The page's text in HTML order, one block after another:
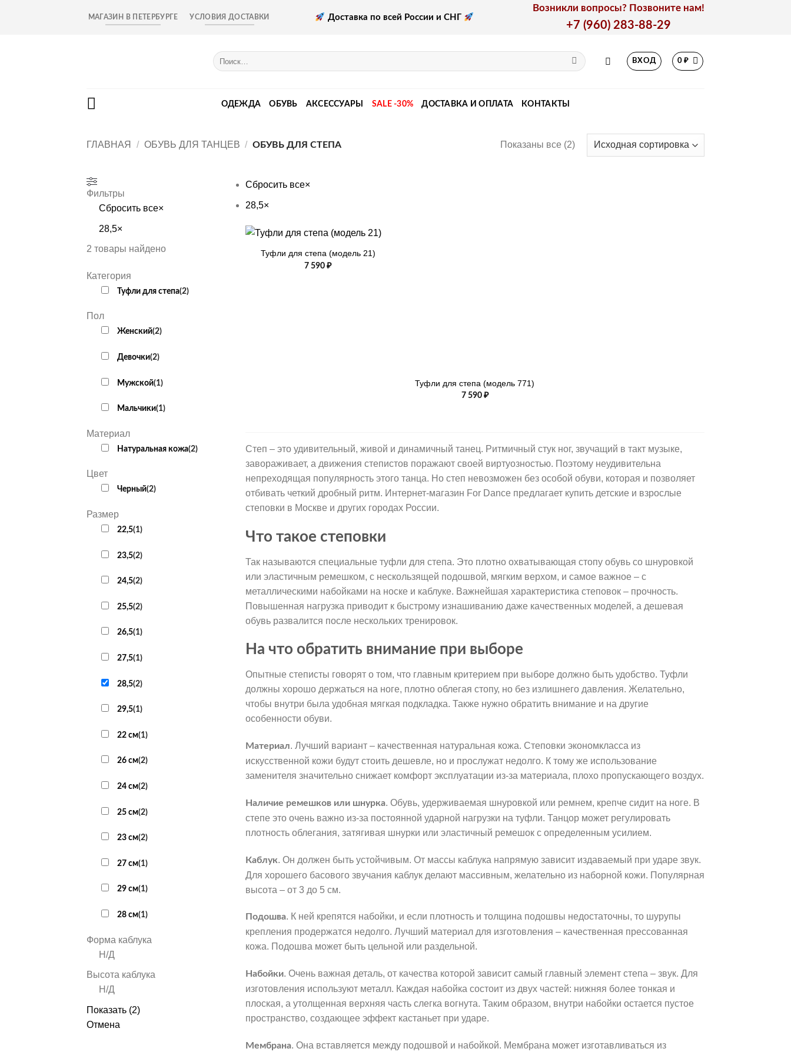
МАГАЗИН В ПЕТЕРБУРГЕ УСЛОВИЯ ДОСТАВКИ Доставка по всей России и СНГ
Возникли вопросы? Позвоните нам!
+7 (960) 283-88-29
Искать:
ВХОД 0₽
ОДЕЖДА ОБУВЬ АКСЕССУАРЫ SALE -30% ДОСТАВКА И ОПЛАТА КОНТАКТЫ
ГЛАВНАЯ / ОБУВЬ ДЛЯ ТАНЦЕВ / ОБУВЬ ДЛЯ СТЕПА Показаны все (2)
Фильтры
Сбросить все×
28,5×
2 товары найдено
Категория
Туфли для степа(2)
Пол
Женский(2)
Девочки(2)
Мужской(1)
Мальчики(1)
Материал
Натуральная кожа(2)
Цвет
Черный(2)
Размер
22,5(1)
23,5(2)
24,5(2)
25,5(2)
26,5(1)
27,5(1)
28,5(2)
29,5(1)
22 см(1)
26 см(2)
24 см(2)
25 см(2)
23 см(2)
27 см(1)
29 см(1)
28 см(1)
Форма каблука
Н/Д
Высота каблука
Н/Д
Показать (2)
Отмена
Сбросить все×
28,5×
+
Туфли для степа (модель 21)
7 590₽
Туфли для степа (модель 771)
7 590 ₽
Степ – это удивительный, живой и динамичный танец. Ритмичный стук ног, звучащий в такт музыке,
завораживает, а движения степистов поражают своей виртуозностью. Поэтому неудивительна
непреходящая популярность этого танца. Но степ невозможен без особой обуви, которая и позволяет
отбивать четкий дробный ритм. Интернет-магазин For Dance предлагает купить детские и взрослые
степовки в Москве и других городах России.
Что такое степовки
Так называются специальные туфли для степа. Это плотно охватывающая стопу обувь со шнуровкой
или эластичным ремешком, с нескользящей подошвой, мягким верхом, и самое важное – с
металлическими набойками на носке и каблуке. Важнейшая характеристика степовок – прочность.
Повышенная нагрузка приводит к быстрому изнашиванию даже качественных моделей, а дешевая
обувь развалится после нескольких тренировок.
На что обратить внимание при выборе
Опытные степисты говорят о том, что главным критерием при выборе должно быть удобство. Туфли
должны хорошо держаться на ноге, плотно облегая стопу, но без излишнего давления. Желательно,
чтобы внутри была удобная мягкая подкладка. Также нужно обратить внимание и на другие
особенности обуви.
Материал. Лучший вариант – качественная натуральная кожа. Степовки экономкласса из
искусственной кожи будут стоить дешевле, но и прослужат недолго. К тому же использование
заменителя значительно снижает комфорт эксплуатации из-за материала, плохо пропускающего воздух.
Наличие ремешков или шнурка. Обувь, удерживаемая шнуровкой или ремнем, крепче сидит на ноге. В
степе это очень важно из-за постоянной ударной нагрузки на туфли. Танцор может регулировать
плотность облегания, затягивая шнурки или эластичный ремешок с определенным усилием.
Каблук. Он должен быть устойчивым. От массы каблука напрямую зависит издаваемый при ударе звук.
Для хорошего басового звучания каблук делают массивным, желательно из наборной кожи. Популярная
высота – от 3 до 5 см.
Подошва. К ней крепятся набойки, и если плотность и толщина подошвы недостаточны, то шурупы
крепления продержатся недолго. Лучший материал для изготовления – качественная прессованная
кожа. Подошва может быть цельной или раздельной.
Набойки. Очень важная деталь, от качества которой зависит самый главный элемент степа – звук. Для
изготовления используют металл. Каждая набойка состоит из двух частей: нижняя более тонкая и
плоская, а утолщенная верхняя часть слегка вогнута. Таким образом, внутри набойки остается пустое
пространство, создающее эффект кастаньет при ударе.
Мембрана. Она вставляется между подошвой и набойкой. Мембрана может изготавливаться из